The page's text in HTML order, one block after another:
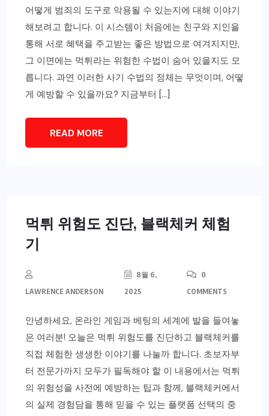
어떻게 범죄의 도구로 악용될 수 있는지에 대해 이야기
해보려고 합니다. 이 시스템이 처음에는 친구와 지인을
통해 서로 혜택을 주고받는 좋은 방법으로 여겨지지만,
그 이면에는 먹튀라는 위험한 수법이 숨어 있을지도 모
릅니다. 과연 이러한 사기 수법의 정체는 무엇이며, 어떻
게 예방할 수 있을까요? 지금부터 […]
READ MORE
먹튀 위험도 진단, 블랙체커 체험
기
LAWRENCE ANDERSON
8월 6,
2025
0
COMMENTS
안녕하세요, 온라인 게임과 베팅의 세계에 발을 들여놓
은 여러분! 오늘은 먹튀 위험도를 진단하고 블랙체커를
직접 체험한 생생한 이야기를 나눌까 합니다. 초보자부
터 전문가까지 모두가 필독해야 할 이 내용에서는 먹튀
의 위험성을 사전에 예방하는 팁과 함께, 블랙체커에서
의 실제 경험담을 통해 믿을 수 있는 플랫폼 선택의 중